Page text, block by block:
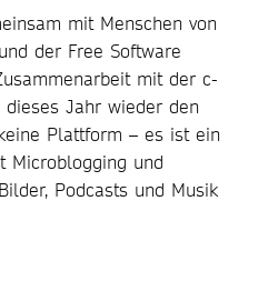
mit Menschen von
der Free Software
mit der c-
Jahr wieder den
Plattform – es ist ein
Microblogging und
Podcasts und Musik